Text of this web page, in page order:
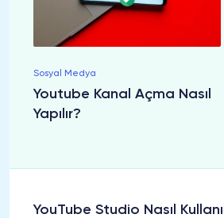
Sosyal Medya
Youtube Kanal Açma Nasıl
Yapılır?
YouTube Studio Nasıl